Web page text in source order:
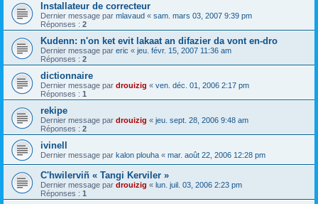
Installateur de correcteur
Dernier message par mlavaud « sam. mars 03, 2007 9:39 pm
Réponses : 2
Kudenn: n'on ket evit lakaat an difazier da vont en-dro
Dernier message par eric « jeu. févr. 15, 2007 11:36 am
Réponses : 2
dictionnaire
Dernier message par drouizig « ven. déc. 01, 2006 2:17 pm
Réponses : 1
rekipe
Dernier message par drouizig « jeu. sept. 28, 2006 9:48 am
Réponses : 2
ivinell
Dernier message par kalon plouha « mar. août 22, 2006 12:28 pm
C'hwilerviñ « Tangi Kerviler »
Dernier message par drouizig « lun. juil. 03, 2006 2:23 pm
Réponses : 1